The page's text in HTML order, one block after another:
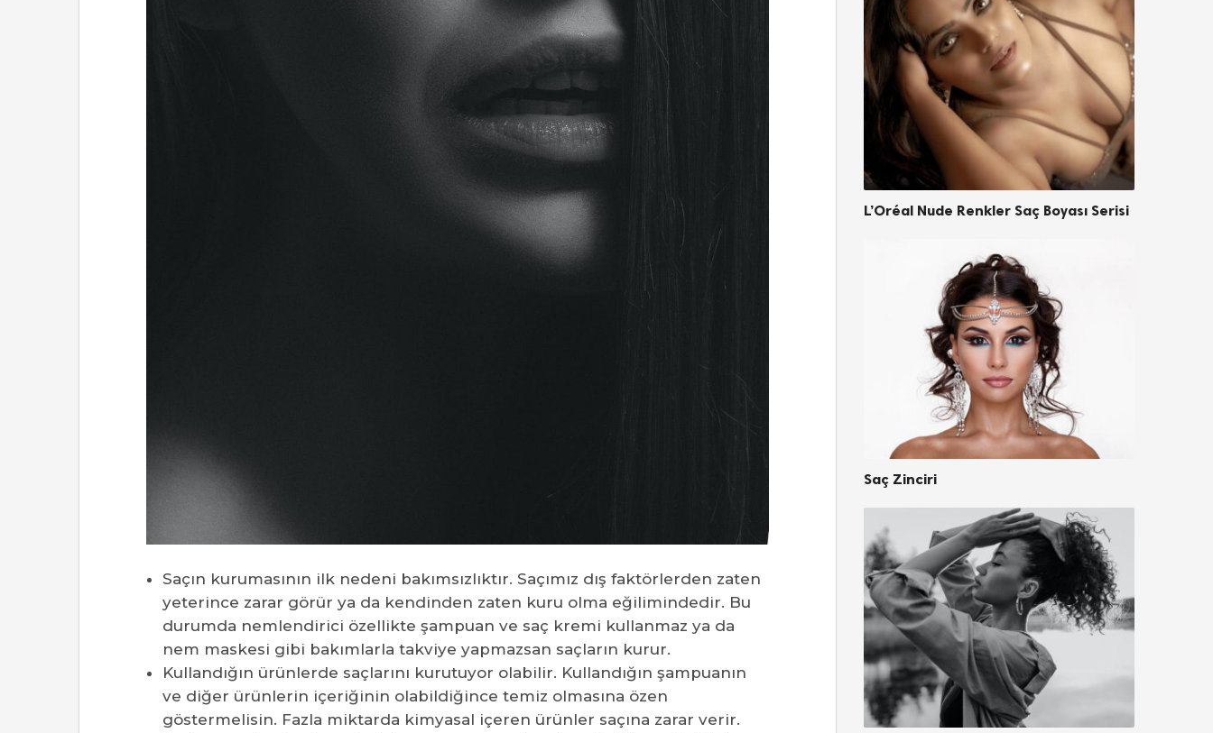
Saçın kurumasının ilk nedeni bakımsızlıktır. Saçımız dış faktörlerden zaten
yeterince zarar görür ya da kendinden zaten kuru olma eğilimindedir. Bu
durumda nemlendirici özellikte şampuan ve saç kremi kullanmaz ya da
nem maskesi gibi bakımlarla takviye yapmazsan saçların kurur.
Kullandığın ürünlerde saçlarını kurutuyor olabilir. Kullandığın şampuanın
ve diğer ürünlerin içeriğinin olabildiğince temiz olmasına özen
göstermelisin. Fazla miktarda kimyasal içeren ürünler saçına zarar verir.
L’Oréal Nude Renkler Saç Boyası Serisi
Saç Zinciri